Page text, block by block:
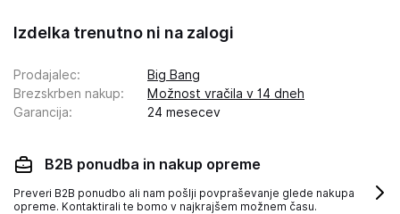
Izdelka trenutno ni na zalogi
Prodajalec:
Big Bang
Brezskrben nakup:
Možnost vračila v 14 dneh
Garancija: 24 mesecev
B2B ponudba in nakup opreme
Preveri B2B ponudbo ali nam pošlji povpraševanje glede nakupa
opreme. Kontaktirali te bomo v najkrajšem možnem času.